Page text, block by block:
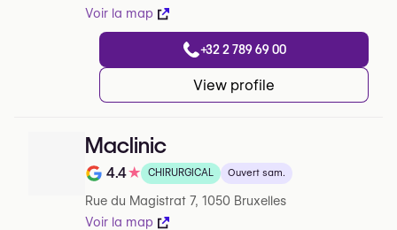
Voir la map
+32 2 789 69 00
View profile
Maclinic
Note de sur 5 sur Google
4.4★ CHIRURGICAL Ouvert sam.
Rue du Magistrat 7, 1050 Bruxelles
Voir la map